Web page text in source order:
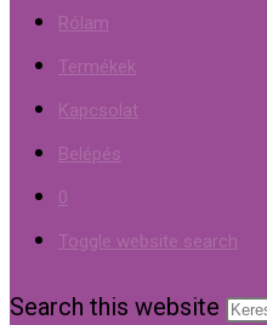
Rólam
Termékek
Kapcsolat
Belépés
0
Toggle website search
Search this website